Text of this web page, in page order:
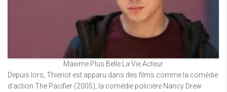
Maxime Plus Belle La Vie Acteur
Depuis lors, Thieriot est apparu dans des films comme la comédie
d’action The Pacifier (2005), la comédie policière Nancy Drew